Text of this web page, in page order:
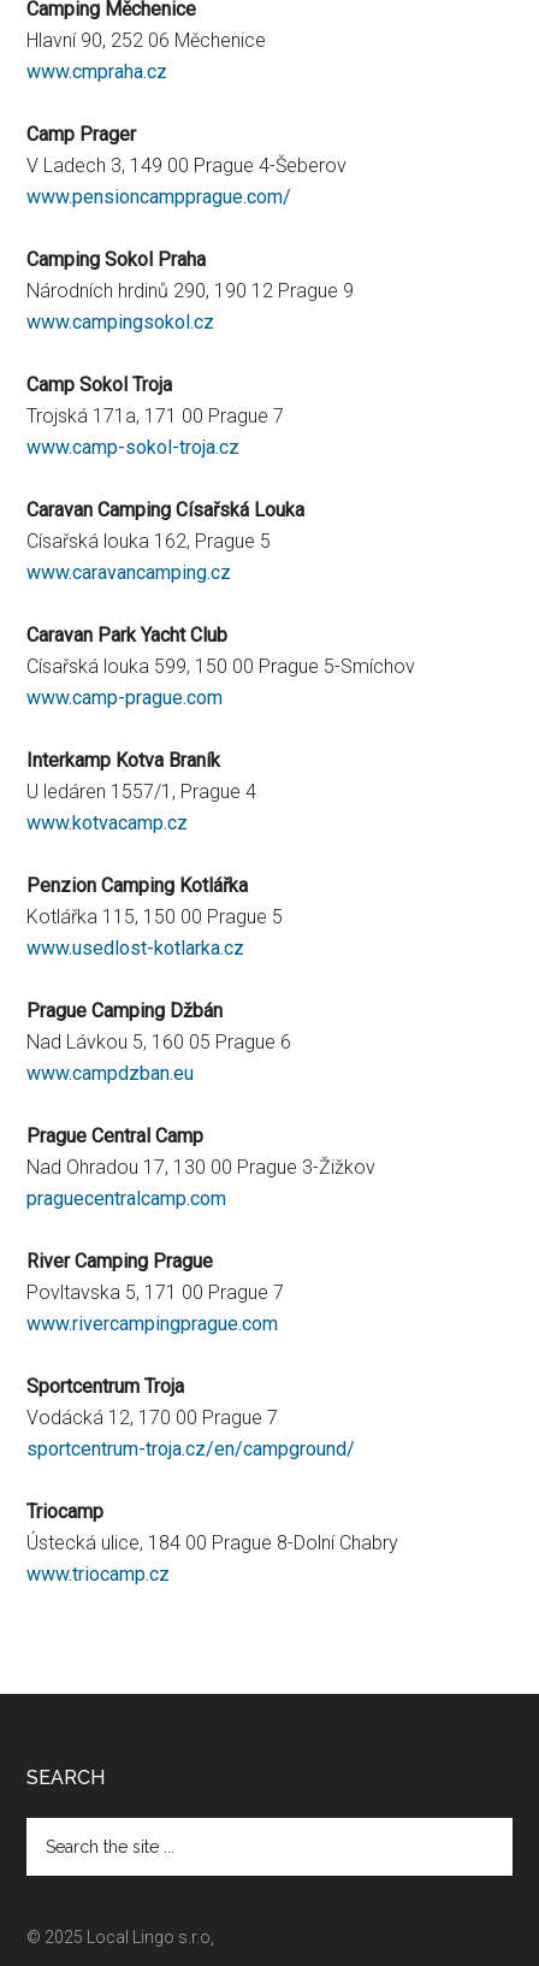
Camping Měchenice
Hlavní 90, 252 06 Měchenice
www.cmpraha.cz
Camp Prager
V Ladech 3, 149 00 Prague 4-Šeberov
www.pensioncampprague.com/
Camping Sokol Praha
Národních hrdinů 290, 190 12 Prague 9
www.campingsokol.cz
Camp Sokol Troja
Trojská 171a, 171 00 Prague 7
www.camp-sokol-troja.cz
Caravan Camping Císařská Louka
Císařská louka 162, Prague 5
www.caravancamping.cz
Caravan Park Yacht Club
Císařská louka 599, 150 00 Prague 5-Smíchov
www.camp-prague.com
Interkamp Kotva Braník
U ledáren 1557/1, Prague 4
www.kotvacamp.cz
Penzion Camping Kotlářka
Kotlářka 115, 150 00 Prague 5
www.usedlost-kotlarka.cz
Prague Camping Džbán
Nad Lávkou 5, 160 05 Prague 6
www.campdzban.eu
Prague Central Camp
Nad Ohradou 17, 130 00 Prague 3-Žižkov
praguecentralcamp.com
River Camping Prague
Povltavska 5, 171 00 Prague 7
www.rivercampingprague.com
Sportcentrum Troja
Vodácká 12, 170 00 Prague 7
sportcentrum-troja.cz/en/campground/
Triocamp
Ústecká ulice, 184 00 Prague 8-Dolní Chabry
www.triocamp.cz
Footer
SEARCH
the
© 2025 Local Lingo s.r.o,